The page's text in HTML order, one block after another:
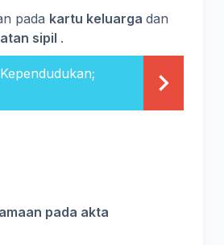
pada kartu keluarga dan
sipil .
pada akta